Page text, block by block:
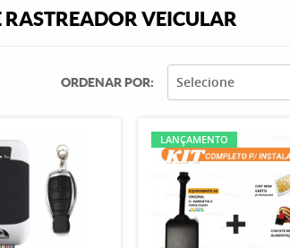
VEICULAR
ORDENAR POR Selecione
LANÇAMENTO